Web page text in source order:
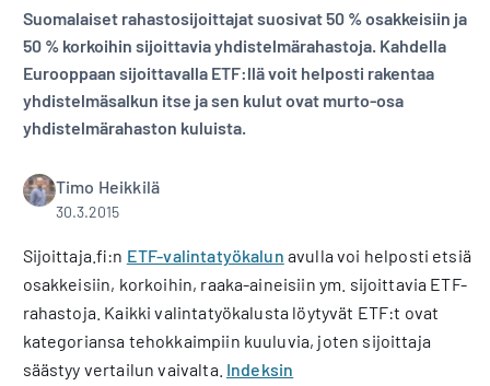
Suomalaiset rahastosijoittajat suosivat 50 % osakkeisiin ja
50 % korkoihin sijoittavia yhdistelmärahastoja. Kahdella
Eurooppaan sijoittavalla ETF:llä voit helposti rakentaa
yhdistelmäsalkun itse ja sen kulut ovat murto-osa
yhdistelmärahaston kuluista.
Timo Heikkilä
30.3.2015
Sijoittaja.fi:n ETF-valintatyökalun avulla voi helposti etsiä
osakkeisiin, korkoihin, raaka-aineisiin ym. sijoittavia ETF-
rahastoja. Kaikki valintatyökalusta löytyvät ETF:t ovat
kategoriansa tehokkaimpiin kuuluvia, joten sijoittaja
säästyy vertailun vaivalta. Indeksin